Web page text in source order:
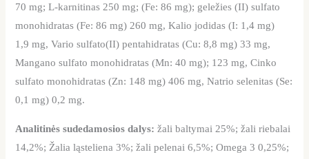
70 mg; L-karnitinas 250 mg; (Fe: 86 mg); geležies (II) sulfato
monohidratas (Fe: 86 mg) 260 mg, Kalio jodidas (I: 1,4 mg)
1,9 mg, Vario sulfato(II) pentahidratas (Cu: 8,8 mg) 33 mg,
Mangano sulfato monohidratas (Mn: 40 mg); 123 mg, Cinko
sulfato monohidratas (Zn: 148 mg) 406 mg, Natrio selenitas (Se:
0,1 mg) 0,2 mg.
Analitinės sudedamosios dalys:žali baltymai 25%; žali riebalai
14,2%; Žalia ląsteliena 3%; žali pelenai 6,5%; Omega 3 0,25%;